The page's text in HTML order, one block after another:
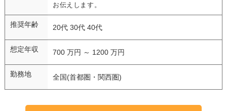
お伝えします。
推奨年齢 20代 30代 40代
想定年収 700 万円 ～ 1200 万円
勤務地 全国(首都圏・関西圏)